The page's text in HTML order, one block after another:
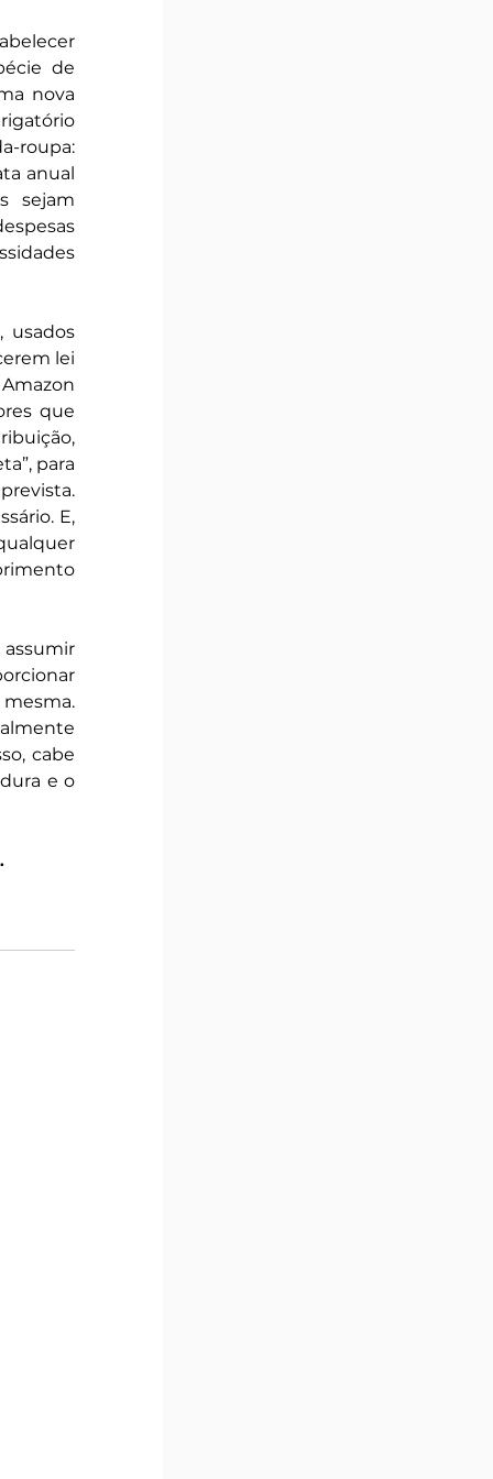
de
nova
roupa:
anual
sejam
usados
lei
que
para
E,
assumir
cabe
e o